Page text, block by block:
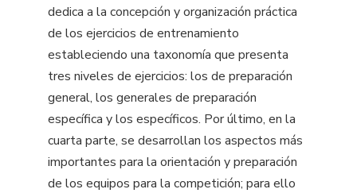
dedica a la concepción y organización práctica
de los ejercicios de entrenamiento
estableciendo una taxonomía que presenta
tres niveles de ejercicios: los de preparación
general, los generales de preparación
específica y los específicos. Por último, en la
cuarta parte, se desarrollan los aspectos más
importantes para la orientación y preparación
de los equipos para la competición; para ello